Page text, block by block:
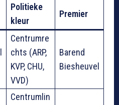
Politieke
kleur
Premier
Centrumre
chts (ARP,
KVP, CHU,
VVD)
Barend
Biesheuvel
Centrumlin